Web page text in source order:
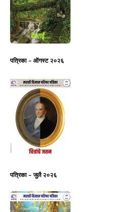
पत्रिका – ऑगस्ट २०२६
पत्रिका – जुलै २०२६